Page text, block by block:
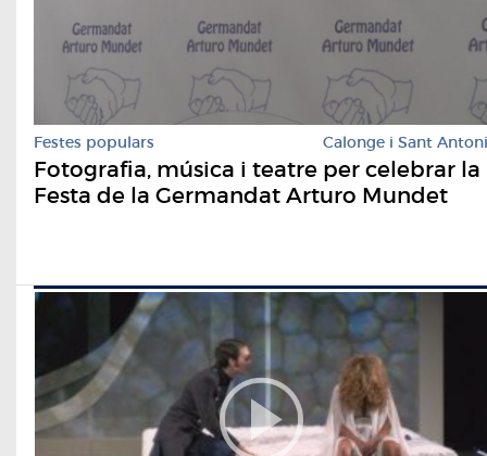
Festes populars Calonge i Sant Antoni
Fotografia, música i teatre per celebrar la
Festa de la Germandat Arturo Mundet